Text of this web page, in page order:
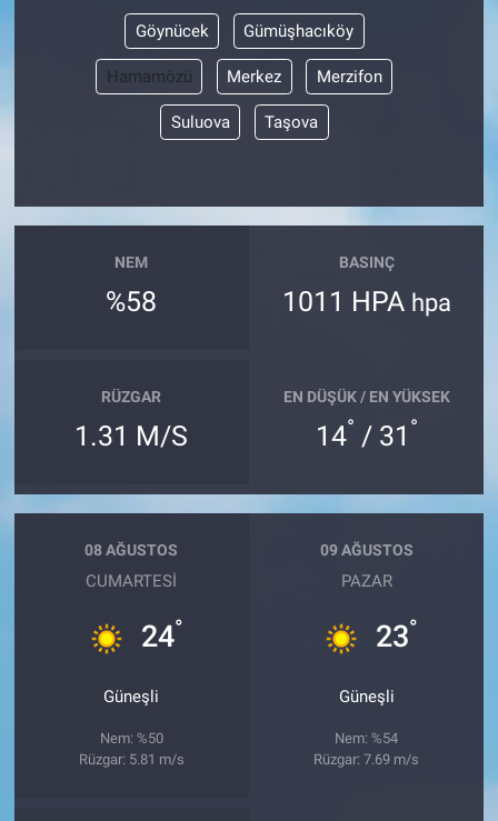
Göynücek Gümüşhacıköy
Hamamözü Merkez Merzifon
Suluova Taşova
NEM
%58
BASINÇ
1011 HPA hpa
RÜZGAR
1.31 M/S
EN DÜŞÜK / EN YÜKSEK
14° / 31 °
08 AĞUSTOS
CUMARTESI
24°
Güneşli
Nem: %50
Rüzgar: 5.81 m/s
09 AĞUSTOS
PAZAR
23°
Güneşli
Nem: %54
Rüzgar: 7.69 m/s